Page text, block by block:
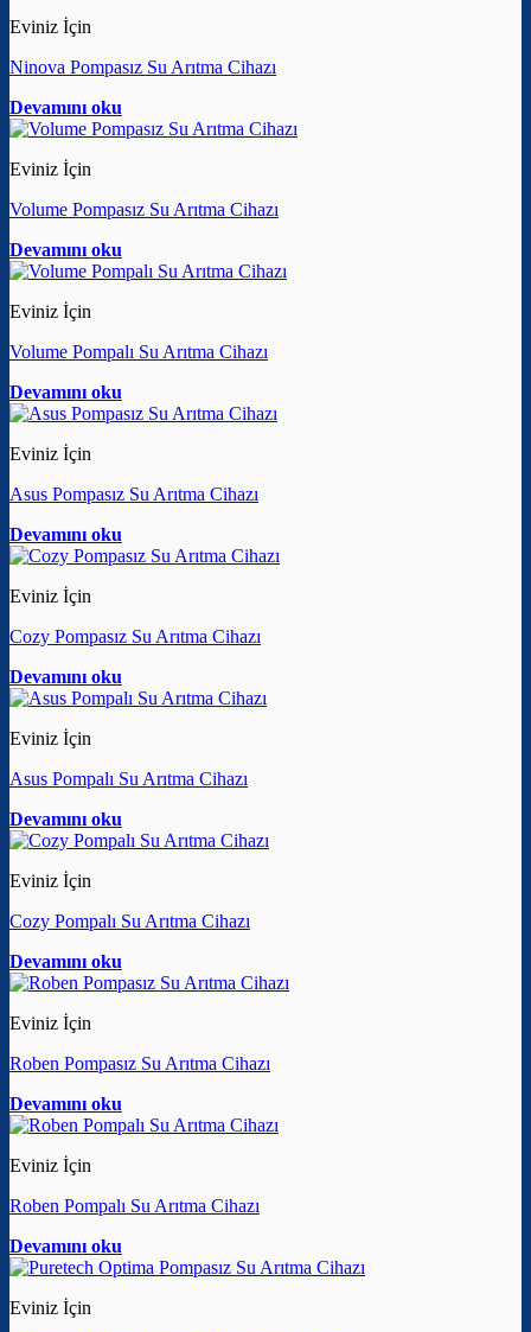
Eviniz İçin
Ninova Pompasız Su Arıtma Cihazı
Devamını oku
Eviniz İçin
Volume Pompasız Su Arıtma Cihazı
Devamını oku
Eviniz İçin
Volume Pompalı Su Arıtma Cihazı
Devamını oku
Eviniz İçin
Asus Pompasız Su Arıtma Cihazı
Devamını oku
Eviniz İçin
Cozy Pompasız Su Arıtma Cihazı
Devamını oku
Eviniz İçin
Asus Pompalı Su Arıtma Cihazı
Devamını oku
Eviniz İçin
Cozy Pompalı Su Arıtma Cihazı
Devamını oku
Eviniz İçin
Roben Pompasız Su Arıtma Cihazı
Devamını oku
Eviniz İçin
Roben Pompalı Su Arıtma Cihazı
Devamını oku
Eviniz İçin